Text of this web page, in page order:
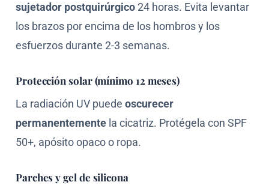
sujetador postquirúrgico 24 horas. Evita levantar
los brazos por encima de los hombros y los
esfuerzos durante 2-3 semanas.
Protección solar (mínimo 12 meses)
La radiación UV puede oscurecer
permanentemente la cicatriz. Protégela con SPF
50+, apósito opaco o ropa.
Parches y gel de silicona